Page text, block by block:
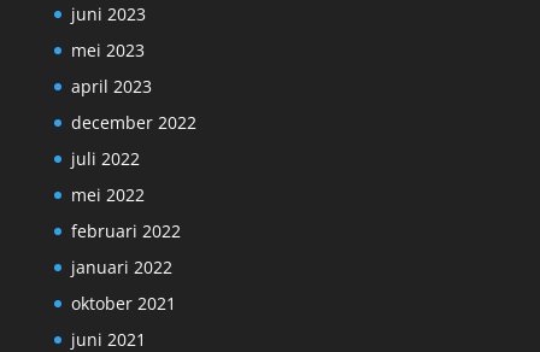
juni 2023
mei 2023
april 2023
december 2022
juli 2022
mei 2022
februari 2022
januari 2022
oktober 2021
juni 2021